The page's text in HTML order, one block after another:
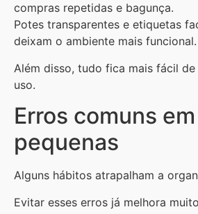
compras repetidas e bagunça.
Potes transparentes e etiquetas
deixam o ambiente mais funcional.
Além disso, tudo fica mais fácil
uso.
Erros comuns
pequenas
Alguns hábitos atrapalham a
Evitar esses erros já melhora